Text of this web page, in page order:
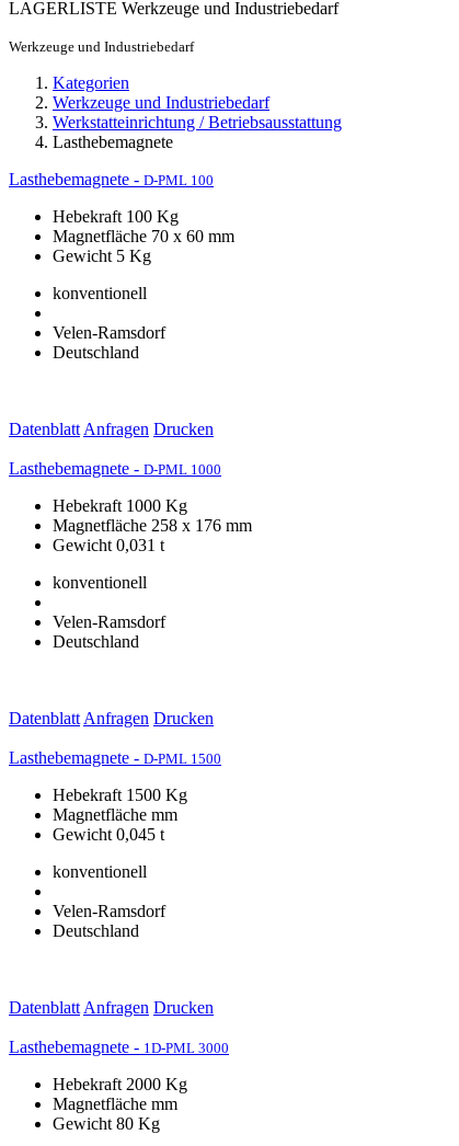
LAGERLISTE Werkzeuge und Industriebedarf
Werkzeuge und Industriebedarf
Kategorien
Werkzeuge und Industriebedarf
Werkstatteinrichtung / Betriebsausstattung
Lasthebemagnete
Lasthebemagnete - D-PML 100
Hebekraft 100 Kg
Magnetfläche 70 x 60 mm
Gewicht 5 Kg
konventionell
Velen-Ramsdorf
Deutschland
Datenblatt Anfragen Drucken
Lasthebemagnete - D-PML 1000
Hebekraft 1000 Kg
Magnetfläche 258 x 176 mm
Gewicht 0,031 t
konventionell
Velen-Ramsdorf
Deutschland
Datenblatt Anfragen Drucken
Lasthebemagnete - D-PML 1500
Hebekraft 1500 Kg
Magnetfläche mm
Gewicht 0,045 t
konventionell
Velen-Ramsdorf
Deutschland
Datenblatt Anfragen Drucken
Lasthebemagnete - 1D-PML 3000
Hebekraft 2000 Kg
Magnetfläche mm
Gewicht 80 Kg